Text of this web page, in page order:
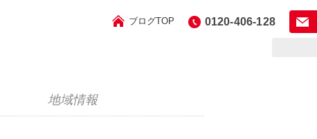
ブログTOP 0120-406-128
地域情報